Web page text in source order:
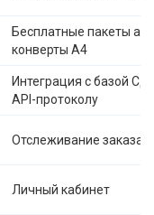
Бесплатные пакеты а-
конверты А4
Интеграция с базой
API-протоколу
Отслеживание заказа
Личный кабинет